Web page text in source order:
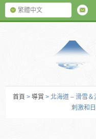
繁體中文
首頁 > 導賞 > 北海道 – 滑雪
刺激和